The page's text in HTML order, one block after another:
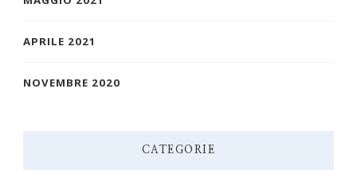
APRILE 2021
NOVEMBRE 2020
CATEGORIE